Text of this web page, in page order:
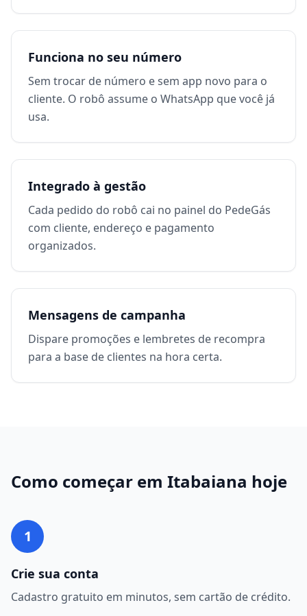
Funciona no seu número
Sem trocar de número e sem app novo para o
cliente. O robô assume o WhatsApp que você já
usa.
Integrado à gestão
Cada pedido do robô cai no painel do PedeGás
com cliente, endereço e pagamento
organizados.
Mensagens de campanha
Dispare promoções e lembretes de recompra
para a base de clientes na hora certa.
Como começar em Itabaiana hoje
1
Crie sua conta
Cadastro gratuito em minutos, sem cartão de crédito.